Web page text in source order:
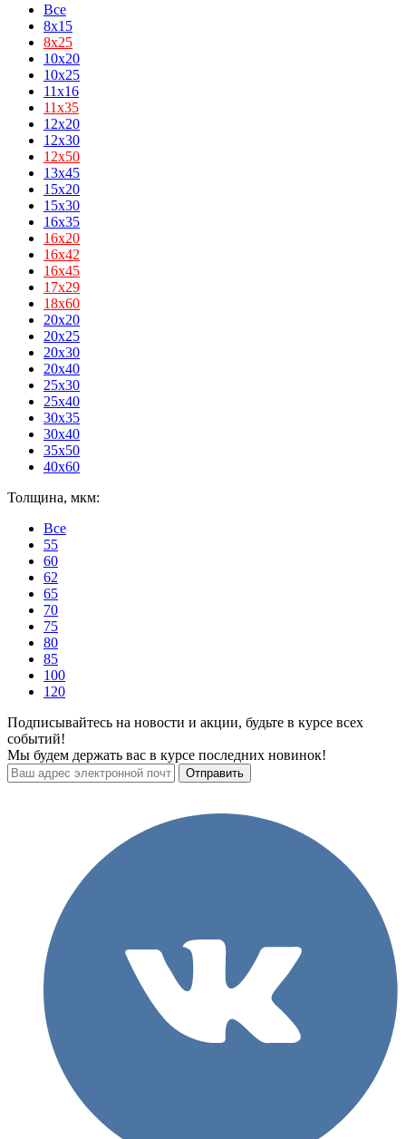
Все
8x15
8х25
10x20
10x25
11x16
11х35
12x20
12x30
12х50
13x45
15x20
15x30
16x35
16х20
16х42
16х45
17х29
18х60
20x20
20x25
20x30
20x40
25x30
25x40
30x35
30x40
35x50
40x60
Толщина, мкм:
Все
55
60
62
65
70
75
80
85
100
120
Подписывайтесь на новости и акции, будьте в курсе всех
событий!
Мы будем держать вас в курсе последних новинок!